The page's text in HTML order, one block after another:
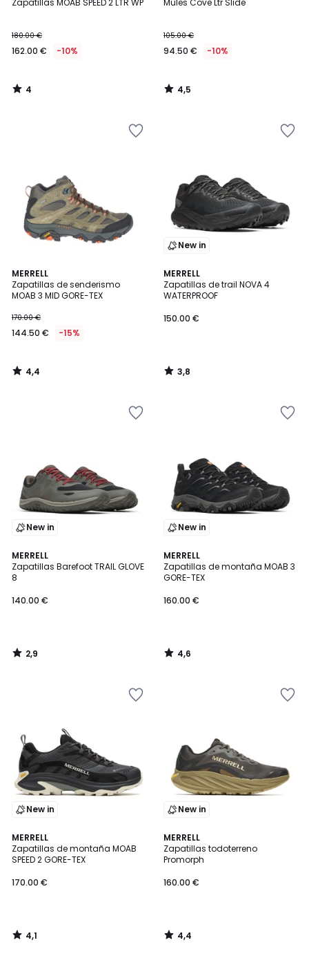
Zapatillas MOAB SPEED 2 LTR WP
180.00 €
162.00 € -10%
4
/
Mules Cove Ltr Slide
105.00 €
94.50 € -10%
4,5
/
MERRELL
Zapatillas de senderismo
MOAB 3 MID GORE-TEX
170.00 €
144.50 € -15%
4,4
/ 5
4,4
/
New in
MERRELL
Zapatillas de trail NOVA 4
WATERPROOF
150.00 €
3,8
/ 5
3,8
/
New in
MERRELL
Zapatillas Barefoot TRAIL GLOVE
8
140.00 €
2,9
/ 5
2,9
/
New in
MERRELL
Zapatillas de montaña MOAB 3
GORE-TEX
160.00 €
4,6
/ 5
4,6
/
New in
MERRELL
Zapatillas de montaña MOAB
SPEED 2 GORE-TEX
170.00 €
4,1
/ 5
4,1
/
New in
MERRELL
Zapatillas todoterreno
Promorph
160.00 €
4,4
/ 5
4,4
/